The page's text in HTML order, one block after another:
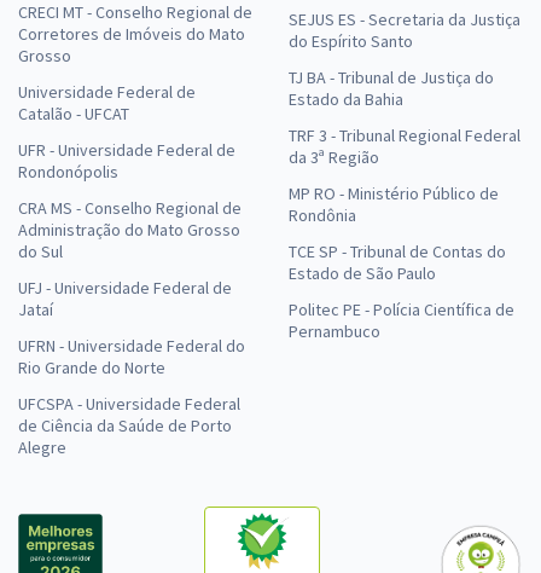
CRECI MT - Conselho Regional de
Corretores de Imóveis do Mato
Grosso
Universidade Federal de
Catalão - UFCAT
UFR - Universidade Federal de
Rondonópolis
CRA MS - Conselho Regional de
Administração do Mato Grosso
do Sul
UFJ - Universidade Federal de
Jataí
UFRN - Universidade Federal do
Rio Grande do Norte
UFCSPA - Universidade Federal
de Ciência da Saúde de Porto
Alegre
SEJUS ES - Secretaria da Justiça
do Espírito Santo
TJ BA - Tribunal de Justiça do
Estado da Bahia
TRF 3 - Tribunal Regional Federal
da 3ª Região
MP RO - Ministério Público de
Rondônia
TCE SP - Tribunal de Contas do
Estado de São Paulo
Politec PE - Polícia Científica de
Pernambuco